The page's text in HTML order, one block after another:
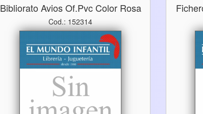
Bibliorato Avios Of.pvc Color Rosa
Cod.: 152314